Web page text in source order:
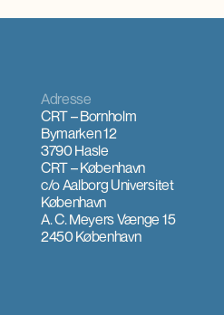
Adresse
CRT – Bornholm
Bymarken 12
3790 Hasle
CRT – København
c/o Aalborg Universitet
København
A. C. Meyers Vænge 15
2450 København